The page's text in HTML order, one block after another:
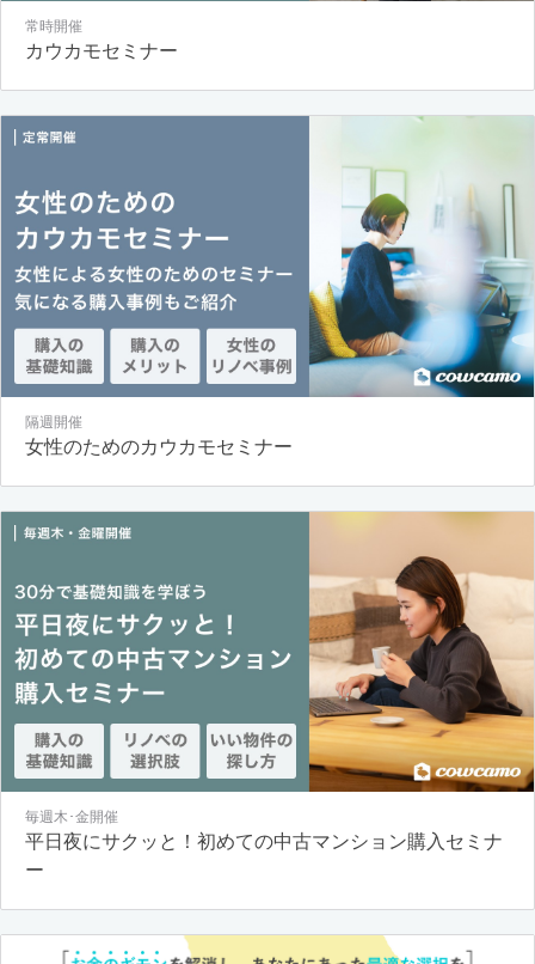
常時開催
カウカモセミナー
隔週開催
女性のためのカウカモセミナー
毎週木･金開催
平日夜にサクッと！初めての中古マンション購入セミナ
ー